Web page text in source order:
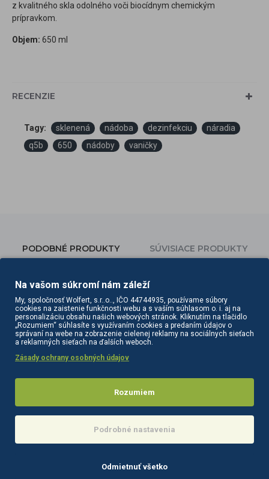
z kvalitného skla odolného voči biocídnym chemickým
prípravkom.
Objem: 650 ml
RECENZIE
Tagy: sklenená nádoba dezinfekciu
náradia
q5b
650 nádoby vaničky
PODOBNÉ PRODUKTY SÚVISIACE PRODUKTY
31,70€ 11,00€
Na vašom súkromí nám záleží
My, spoločnosť Wolfert, s.r..o.., IČO 44744935, používame súbory
cookies na zaistenie funkčnosti webu a s vaším súhlasom o. i. aj na
personalizáciu obsahu našich webových stránok. Kliknutím na tlačidlo
„Rozumiem“ súhlasíte s využívaním cookies a predaním údajov o
správaní na webe na zobrazenie cielenej reklamy na sociálnych sieťach
a reklamných sieťach na ďalších weboch.
Zásady ochrany osobných údajov
Rozumiem
Podrobné nastavenia
Odmietnuť všetko